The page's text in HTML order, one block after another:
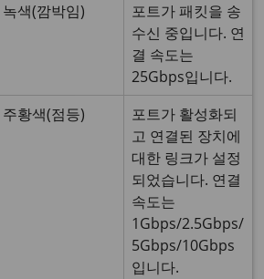
녹색(깜박임)
포트가 패킷을 송
수신 중입니다. 연
결 속도는
25Gbps입니다.
주황색(점등)
포트가 활성화되
고 연결된 장치에
대한 링크가 설정
되었습니다. 연결
속도는
1Gbps/2.5Gbps/
5Gbps/10Gbps
입니다.